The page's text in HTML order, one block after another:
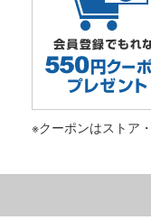
※クーポンはストア